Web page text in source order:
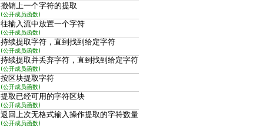
撤销上一个字符的提取
(公开成员函数)
往输入流中放置一个字符
(公开成员函数)
持续提取字符，直到找到给定字符
(公开成员函数)
持续提取并丢弃字符，直到找到给定字符
(公开成员函数)
按区块提取字符
(公开成员函数)
提取已经可用的字符区块
(公开成员函数)
返回上次无格式输入操作提取的字符数量
(公开成员函数)